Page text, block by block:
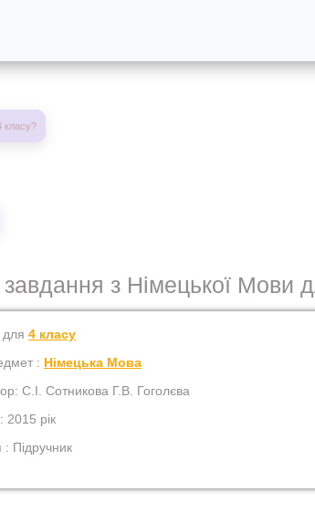
класу?
завдання з Німецької Мови
для 4 класу
: Німецька Мова
С.І. Сотникова Г.В. Гоголєва
: 2015 рік
: Підручник